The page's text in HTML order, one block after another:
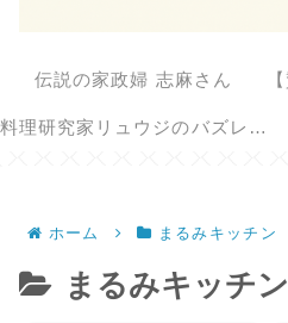
伝説の家政婦 志麻さん
料理研究家リュウジのバズレシピ
ホーム まるみキッチン
まるみキッチン